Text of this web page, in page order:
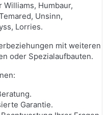
Humbaur,
Unsinn,
Lorries.
mit weiteren
oder Spezialaufbauten.
Garantie.